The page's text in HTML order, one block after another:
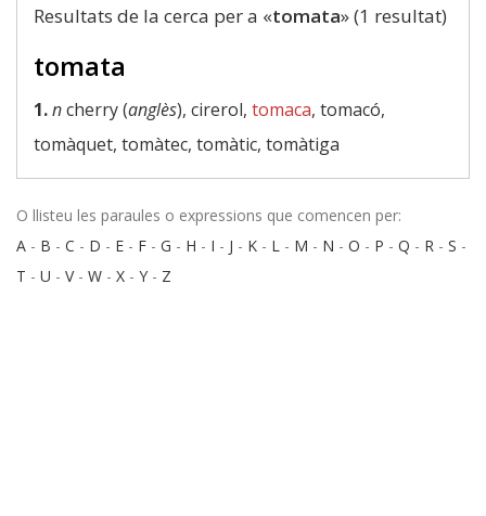
Resultats de la cerca per a «tomata» (1 resultat)
tomata
1.ncherry (anglès), cirerol, tomaca, tomacó,
tomàquet, tomàtec, tomàtic, tomàtiga
O llisteu les paraules o expressions que comencen per:
A - B - C - D - E - F - G - H - I - J - K - L - M - N - O - P - Q - R - S -
T - U - V- W - X - Y - Z